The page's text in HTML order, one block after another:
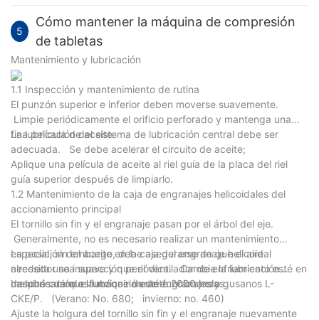
5
Cómo mantener la máquina de compresión
de tabletas
Mantenimiento y lubricación
1.1 Inspección y mantenimiento de rutina
El punzón superior e inferior deben moverse suavemente.
Limpie periódicamente el orificio perforado y mantenga una
fina película de aceite.
La lubricación del sistema de lubricación central debe ser
adecuada. Se debe acelerar el circuito de aceite;
Aplique una película de aceite al riel guía de la placa del riel
guía superior después de limpiarlo.
1.2 Mantenimiento de la caja de engranajes helicoidales del
accionamiento principal
El tornillo sin fin y el engranaje pasan por el árbol del eje.
Generalmente, no es necesario realizar un mantenimiento
especial, sin embargo, debe asegurarse de que el aire
alrededor sea suave y que el ventilador de enfriamiento esté en
marcha cuando la máquina esté funcionando.
La posición del aceite en la caja del engranaje helicoidal
necesita una inspección periódica. Cambie la lubricación
después de que funcione durante 2000 horas.
La lubricación es lubricación de engranajes y gusanos L-
CKE/P. (Verano: No. 680; invierno: no. 460)
Ajuste la holgura del tornillo sin fin y el engranaje nuevamente